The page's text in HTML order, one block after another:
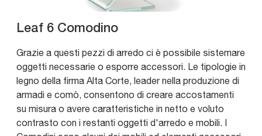
Leaf 6 Comodino
Grazie a questi pezzi di arredo ci è possibile sistemare
oggetti necessarie o esporre accessori. Le tipologie in
legno della firma Alta Corte, leader nella produzione di
armadi e comò, consentono di creare accostamenti
su misura o avere caratteristiche in netto e voluto
contrasto con i restanti oggetti d'arredo e mobili. I